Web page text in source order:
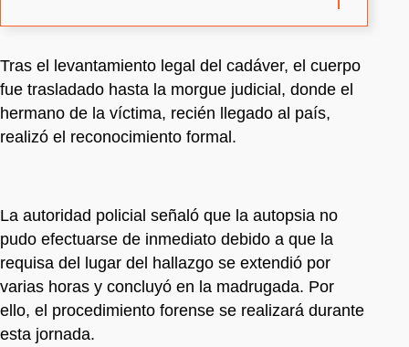
Tras el levantamiento legal del cadáver, el cuerpo
fue trasladado hasta la morgue judicial, donde el
hermano de la víctima, recién llegado al país,
realizó el reconocimiento formal.
La autoridad policial señaló que la autopsia no
pudo efectuarse de inmediato debido a que la
requisa del lugar del hallazgo se extendió por
varias horas y concluyó en la madrugada. Por
ello, el procedimiento forense se realizará durante
esta jornada.